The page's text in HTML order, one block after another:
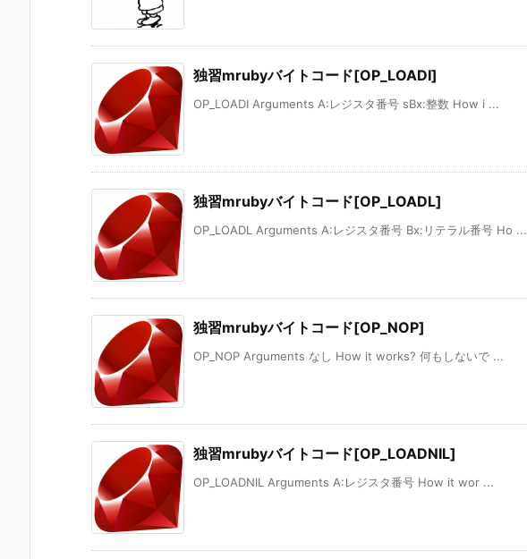
独習mrubyバイトコード[OP_LOADI]
OP_LOADI Arguments A:レジスタ番号 sBx:整数 How i ...
独習mrubyバイトコード[OP_LOADL]
OP_LOADL Arguments A:レジスタ番号 Bx:リテラル番号 Ho ...
独習mrubyバイトコード[OP_NOP]
OP_NOP Arguments なし How it works? 何もしないで ...
独習mrubyバイトコード[OP_LOADNIL]
OP_LOADNIL Arguments A:レジスタ番号 How it wor ...